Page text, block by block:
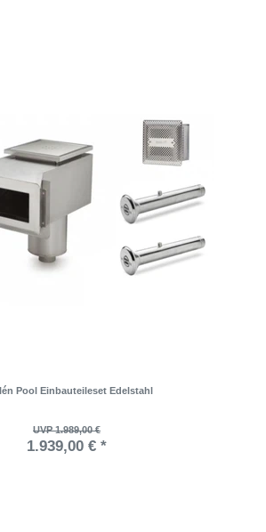
Pool Einbauteileset Edelstahl
UVP 1.989,00 €
1.939,00 € *